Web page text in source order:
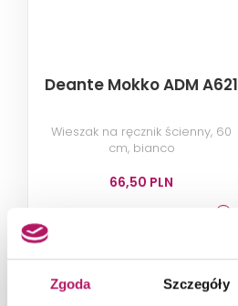
Zgoda Szczegóły
Deante Mokko ADM A621
Wieszak na ręcznik ścienny, 60
cm, bianco
66,50 PLN
ZOBACZ PRODUKT